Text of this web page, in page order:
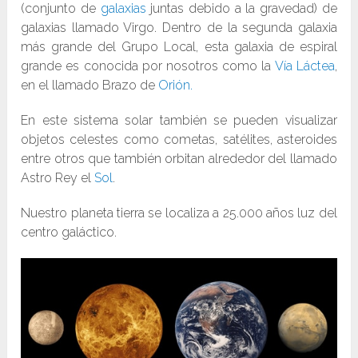
(conjunto de galaxias juntas debido a la gravedad) de
galaxias llamado Virgo. Dentro de la segunda galaxia
más grande del Grupo Local, esta galaxia de espiral
grande es conocida por nosotros como la Vía Láctea,
en el llamado Brazo de Orión.
En este sistema solar también se pueden visualizar
objetos celestes como cometas, satélites, asteroides
entre otros que también orbitan alrededor del llamado
Astro Rey el Sol.
Nuestro planeta tierra se localiza a 25.000 años luz del
centro galáctico.